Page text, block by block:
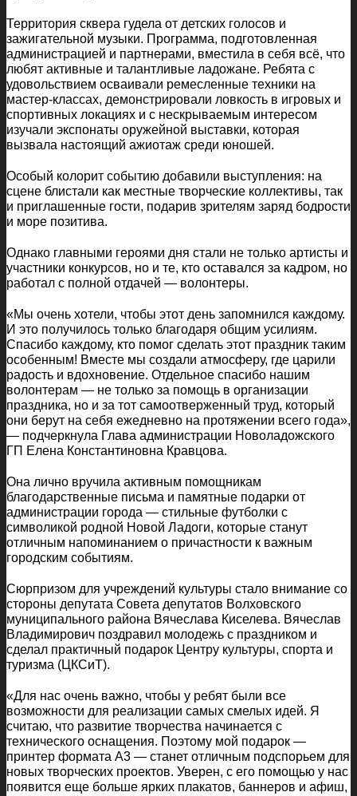
Территория сквера гудела от детских голосов и
зажигательной музыки. Программа, подготовленная
администрацией и партнерами, вместила в себя всё, что
любят активные и талантливые ладожане. Ребята с
удовольствием осваивали ремесленные техники на
мастер-классах, демонстрировали ловкость в игровых и
спортивных локациях и с нескрываемым интересом
изучали экспонаты оружейной выставки, которая
вызвала настоящий ажиотаж среди юношей.
Особый колорит событию добавили выступления: на
сцене блистали как местные творческие коллективы, так
и приглашенные гости, подарив зрителям заряд бодрости
и море позитива.
Однако главными героями дня стали не только артисты и
участники конкурсов, но и те, кто оставался за кадром, но
работал с полной отдачей — волонтеры.
«Мы очень хотели, чтобы этот день запомнился каждому.
И это получилось только благодаря общим усилиям.
Спасибо каждому, кто помог сделать этот праздник таким
особенным! Вместе мы создали атмосферу, где царили
радость и вдохновение. Отдельное спасибо нашим
волонтерам — не только за помощь в организации
праздника, но и за тот самоотверженный труд, который
они берут на себя ежедневно на протяжении всего года»,
— подчеркнула Глава администрации Новоладожского
ГП Елена Константиновна Кравцова.
Она лично вручила активным помощникам
благодарственные письма и памятные подарки от
администрации города — стильные футболки с
символикой родной Новой Ладоги, которые станут
отличным напоминанием о причастности к важным
городским событиям.
Сюрпризом для учреждений культуры стало внимание со
стороны депутата Совета депутатов Волховского
муниципального района Вячеслава Киселева. Вячеслав
Владимирович поздравил молодежь с праздником и
сделал практичный подарок Центру культуры, спорта и
туризма (ЦКСиТ).
«Для нас очень важно, чтобы у ребят были все
возможности для реализации самых смелых идей. Я
считаю, что развитие творчества начинается с
технического оснащения. Поэтому мой подарок —
принтер формата А3 — станет отличным подспорьем для
новых творческих проектов. Уверен, с его помощью у нас
появится еще больше ярких плакатов, баннеров и афиш,